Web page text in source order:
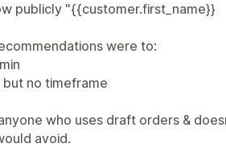
publicly "{{customer.first_name}}
were to:
no timeframe
who uses draft orders &
avoid.